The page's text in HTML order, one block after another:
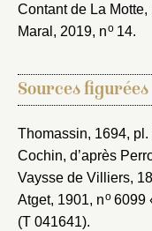
Contant de La Motte,
Maral, 2019, no14.
Sources figurées
Thomassin, 1694, pl.
Cochin, d’après
Vaysse de Villiers,
Atget, 1901, no6099
(T 041641).